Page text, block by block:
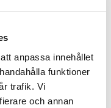
anpassa innehållet
funktioner
trafik. Vi
och annan